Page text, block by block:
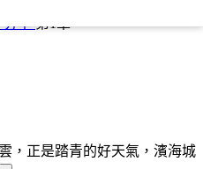
分享 第1章
，正是踏青的好天氣，濱海城